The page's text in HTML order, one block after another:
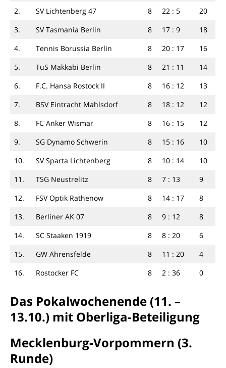
2.
SV Lichtenberg 47 8 22 : 5
20
3.
SV Tasmania Berlin 8 17 : 9
18
4.
Tennis Borussia Berlin 8 20 : 17
16
5.
TuS Makkabi Berlin 8 21 : 11
14
6.
F.C. Hansa Rostock II 8 16 : 12
13
7.
BSV Eintracht Mahlsdorf 8 18 : 12
12
8.
FC Anker Wismar 8 16 : 15
12
9.
SG Dynamo Schwerin 8 15 : 16
10
10.
SV Sparta Lichtenberg 8 10 : 14
10
11.
TSG Neustrelitz 8 7 : 13
9
12.
FSV Optik Rathenow 8 14 : 17
8
13.
Berliner AK 07 8 9 : 12
8
14.
SC Staaken 1919 8 8 : 20
6
15.
GW Ahrensfelde 8 11 : 20
4
16.
Rostocker FC 8 2 : 36 0
Das Pokalwochenende (11. –
13.10.) mit Oberliga-Beteiligung
Mecklenburg-Vorpommern (3.
Runde)